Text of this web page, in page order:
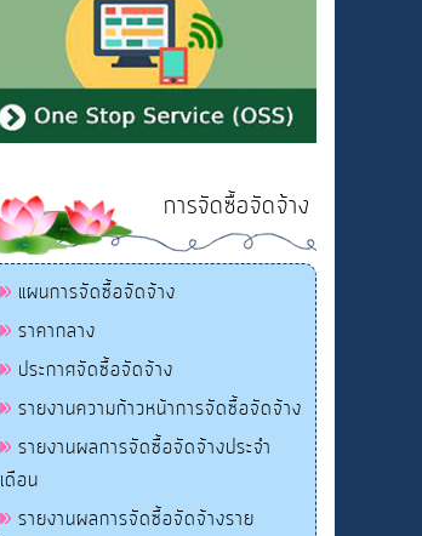
การจัดซื้อจัดจ้าง
แผนการจัดซื้อจัดจ้าง
ราคากลาง
ประกาศจัดซื้อจัดจ้าง
รายงานความก้าวหน้าการจัดซื้อจัดจ้าง
รายงานผลการจัดซื้อจัดจ้างประจำ
เดือน
รายงานผลการจัดซื้อจัดจ้างราย